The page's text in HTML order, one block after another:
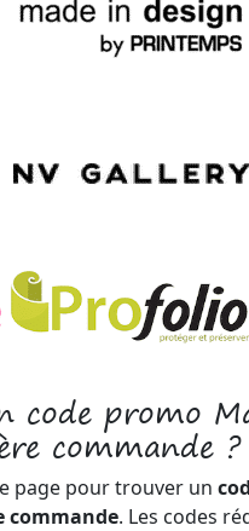
code promo
commande ?
page pour trouver un
commande. Les codes